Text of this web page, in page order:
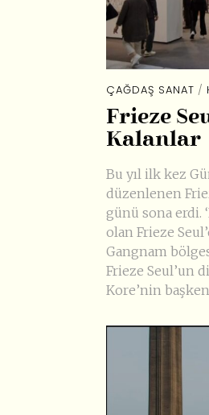
ÇAĞDAŞ SANAT /
Frieze
Kalanlar
Bu yıl ilk kez
düzenlenen
günü sona erdi.
olan Frieze
Gangnam
Frieze Seul’un
Kore’nin